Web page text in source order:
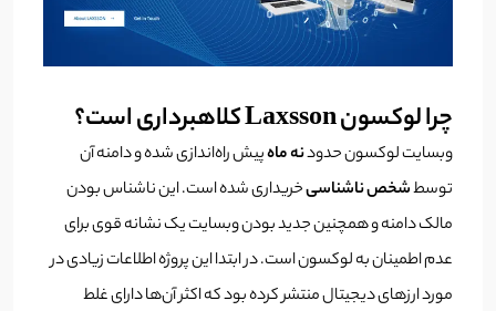
چرا لوکسون Laxsson کلاهبرداری است؟
وبسایت لوکسون حدودنه ماهپیش راه‌اندازی شده و دامنه آن
توسطشخص ناشناسیخریداری شده است. این ناشناس بودن
مالک دامنه و همچنین جدید بودن وبسایت یک نشانه قوی برای
عدم اطمینان به لوکسون است. در ابتدا این پروژه اطلاعات زیادی در
مورد ارزهای دیجیتال منتشر کرده بود که اکثر آن‌ها دارای غلط